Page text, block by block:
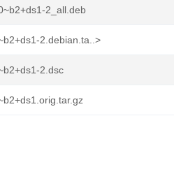
2_all.deb
2.debian.ta..>
2.dsc